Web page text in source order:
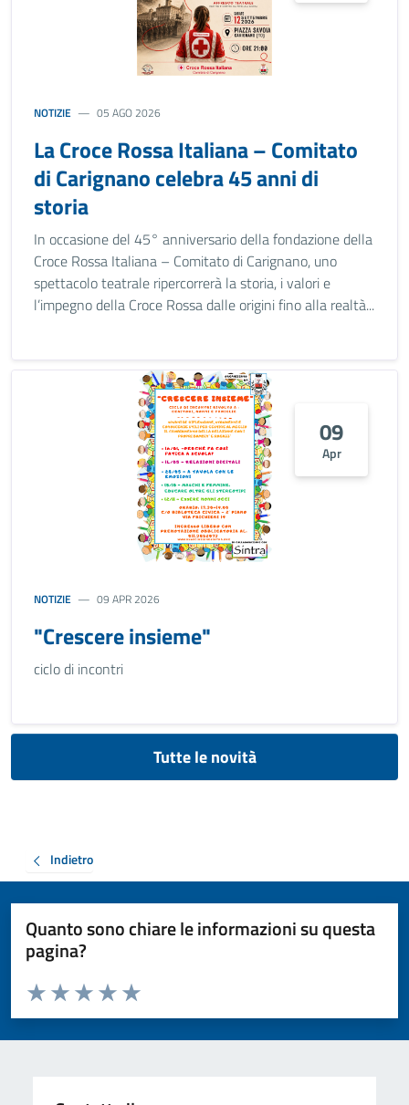
NOTIZIE 05 AGO 2026
La Croce Rossa Italiana – Comitato
di Carignano celebra 45 anni di
storia
In occasione del 45° anniversario della fondazione della
Croce Rossa Italiana – Comitato di Carignano, uno
spettacolo teatrale ripercorrerà la storia, i valori e
l’impegno della Croce Rossa dalle origini fino alla realtà...
09
Apr
NOTIZIE 09 APR 2026
"Crescere insieme"
ciclo di incontri
Tutte le novità
Indietro
Quanto sono chiare le informazioni su questa
pagina?
Valuta da 1 a 5 stelle la pagina
Valuta 5 stelle su 5
Valuta 4 stelle su 5
Valuta 3 stelle su 5
Valuta 2 stelle su 5
Valuta 1 stelle su 5